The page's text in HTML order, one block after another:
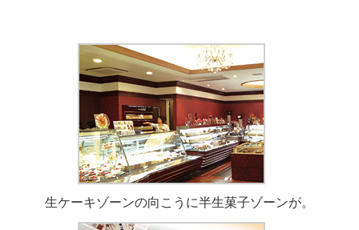
生ケーキゾーンの向こうに半生菓子ゾーンが。